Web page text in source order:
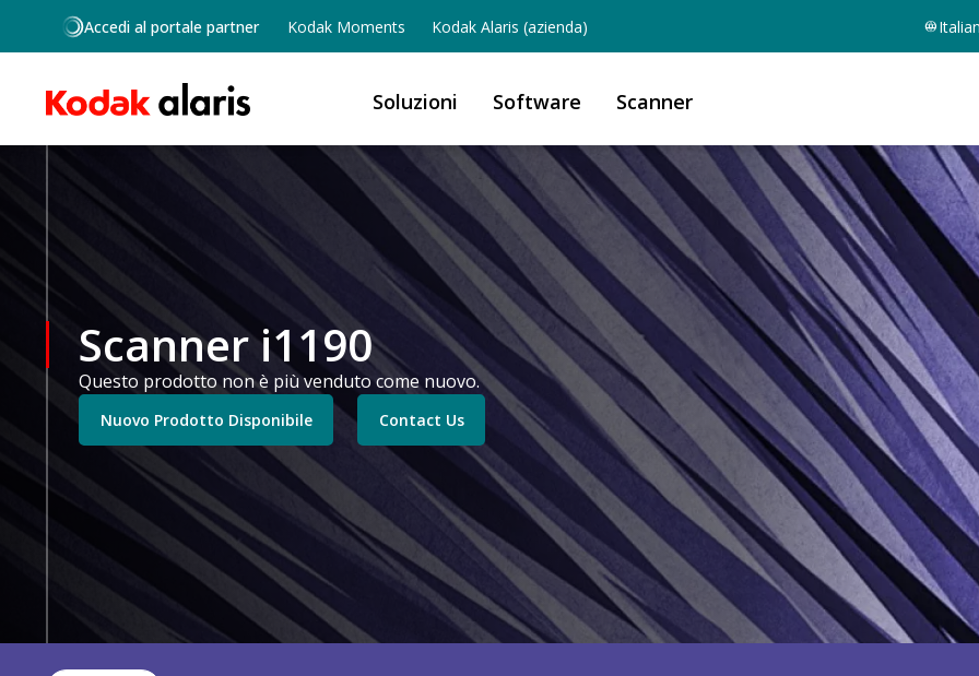
Salta al contenuto principale
Accedi al portale partner Kodak Moments Kodak Alaris (azienda)
Soluzioni Software Scanner
Scanner i1190
Questo prodotto non è più venduto come nuovo.
Nuovo Prodotto Disponibile Contact Us